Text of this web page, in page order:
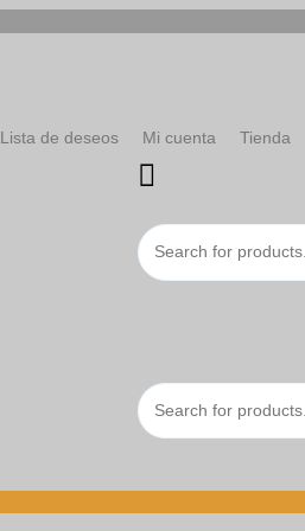
Lista de deseos Mi cuenta Tienda